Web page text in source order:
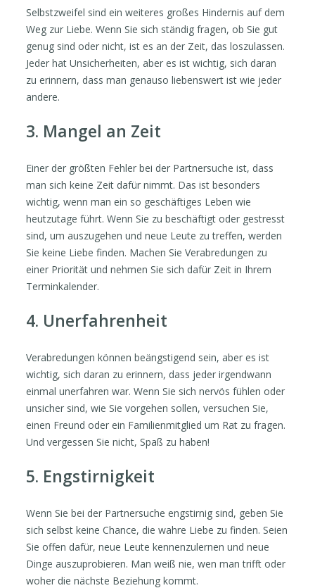
Selbstzweifel sind ein weiteres großes Hindernis auf dem
Weg zur Liebe. Wenn Sie sich ständig fragen, ob Sie gut
genug sind oder nicht, ist es an der Zeit, das loszulassen.
Jeder hat Unsicherheiten, aber es ist wichtig, sich daran
zu erinnern, dass man genauso liebenswert ist wie jeder
andere.
3. Mangel an Zeit
Einer der größten Fehler bei der Partnersuche ist, dass
man sich keine Zeit dafür nimmt. Das ist besonders
wichtig, wenn man ein so geschäftiges Leben wie
heutzutage führt. Wenn Sie zu beschäftigt oder gestresst
sind, um auszugehen und neue Leute zu treffen, werden
Sie keine Liebe finden. Machen Sie Verabredungen zu
einer Priorität und nehmen Sie sich dafür Zeit in Ihrem
Terminkalender.
4. Unerfahrenheit
Verabredungen können beängstigend sein, aber es ist
wichtig, sich daran zu erinnern, dass jeder irgendwann
einmal unerfahren war. Wenn Sie sich nervös fühlen oder
unsicher sind, wie Sie vorgehen sollen, versuchen Sie,
einen Freund oder ein Familienmitglied um Rat zu fragen.
Und vergessen Sie nicht, Spaß zu haben!
5. Engstirnigkeit
Wenn Sie bei der Partnersuche engstirnig sind, geben Sie
sich selbst keine Chance, die wahre Liebe zu finden. Seien
Sie offen dafür, neue Leute kennenzulernen und neue
Dinge auszuprobieren. Man weiß nie, wen man trifft oder
woher die nächste Beziehung kommt.